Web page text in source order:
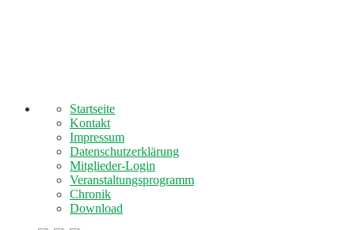
Startseite
Kontakt
Impressum
Datenschutzerklärung
Mitglieder-Login
Veranstaltungsprogramm
Chronik
Download